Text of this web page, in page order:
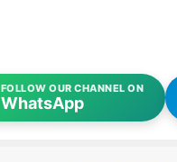
FOLLOW OUR CHANNEL ON
WhatsApp